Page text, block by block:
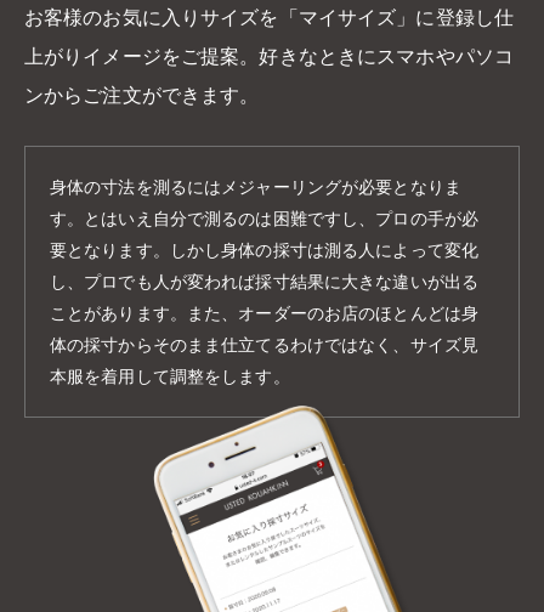
お客様のお気に入りサイズを「マイサイズ」に登録し仕
上がりイメージをご提案。好きなときにスマホやパソコ
ンからご注文ができます。
身体の寸法を測るにはメジャーリングが必要となりま
す。とはいえ自分で測るのは困難ですし、プロの手が必
要となります。しかし身体の採寸は測る人によって変化
し、プロでも人が変われば採寸結果に大きな違いが出る
ことがあります。また、オーダーのお店のほとんどは身
体の採寸からそのまま仕立てるわけではなく、サイズ見
本服を着用して調整をします。